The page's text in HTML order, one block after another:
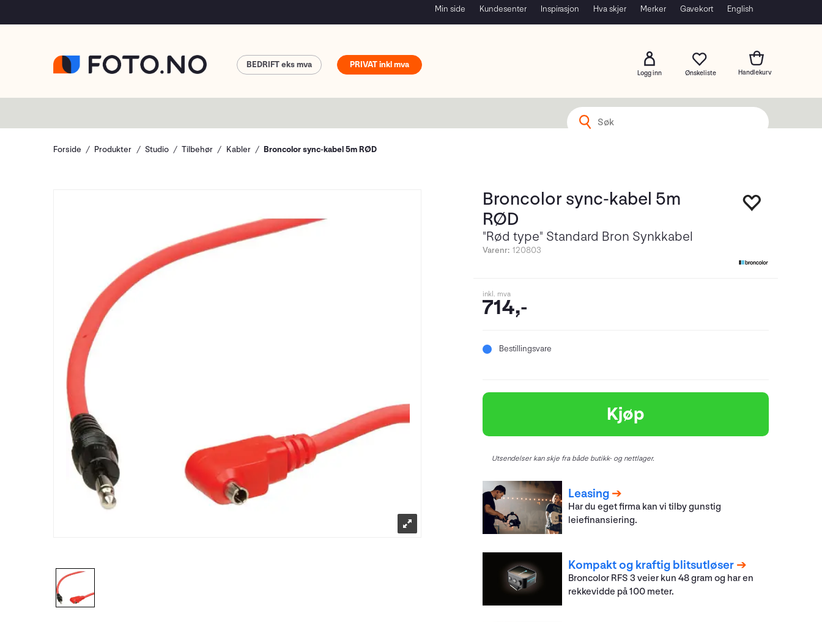
Min side Kundesenter Inspirasjon Hva skjer Merker Gavekort English
Logg inn
PRIVAT
BEDRIFT
Forside Produkter Studio Tilbehør Kabler Broncolor sync-kabel 5m RØD
Broncolor sync-kabel 5m
RØD
"Rød type" Standard Bron Synkkabel
Varenr: 120803
inkl. mva
714,-
Bestillingsvare
Kjøp
Utsendelser kan skje fra både butikk- og nettlager.
Leasing
Har du eget firma kan vi tilby gunstig
leiefinansiering.
Kompakt og kraftig blitsutløser
Broncolor RFS 3 veier kun 48 gram og har en
rekkevidde på 100 meter.